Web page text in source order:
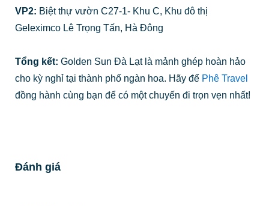
VP2: Biệt thự vườn C27-1- Khu C, Khu đô thị
Geleximco Lê Trọng Tấn, Hà Đông
Tổng kết: Golden Sun Đà Lạt là mảnh ghép hoàn hảo
cho kỳ nghỉ tại thành phố ngàn hoa. Hãy để Phê Travel
đồng hành cùng bạn để có một chuyến đi trọn vẹn nhất!
Đánh giá